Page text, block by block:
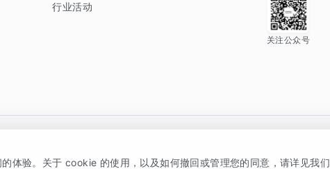
行业活动
关注公众号
体验。关于 cookie 的使用，以及如何撤回或管理您的同意，请详见我们